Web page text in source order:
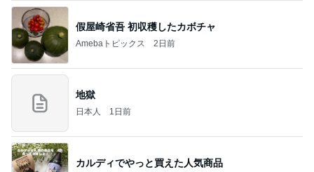
假屋崎省吾 初収穫したカボチャ
Amebaトピックス 2日前
地獄
日本人 1日前
カルディでやっと買えた人気商品